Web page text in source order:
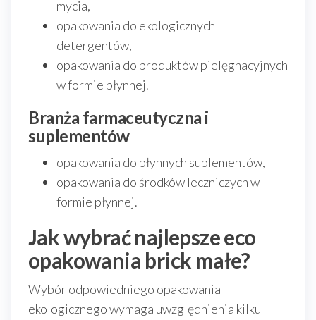
mycia,
opakowania do ekologicznych
detergentów,
opakowania do produktów pielęgnacyjnych
w formie płynnej.
Branża farmaceutyczna i
suplementów
opakowania do płynnych suplementów,
opakowania do środków leczniczych w
formie płynnej.
Jak wybrać najlepsze eco
opakowania brick małe?
Wybór odpowiedniego opakowania
ekologicznego wymaga uwzględnienia kilku